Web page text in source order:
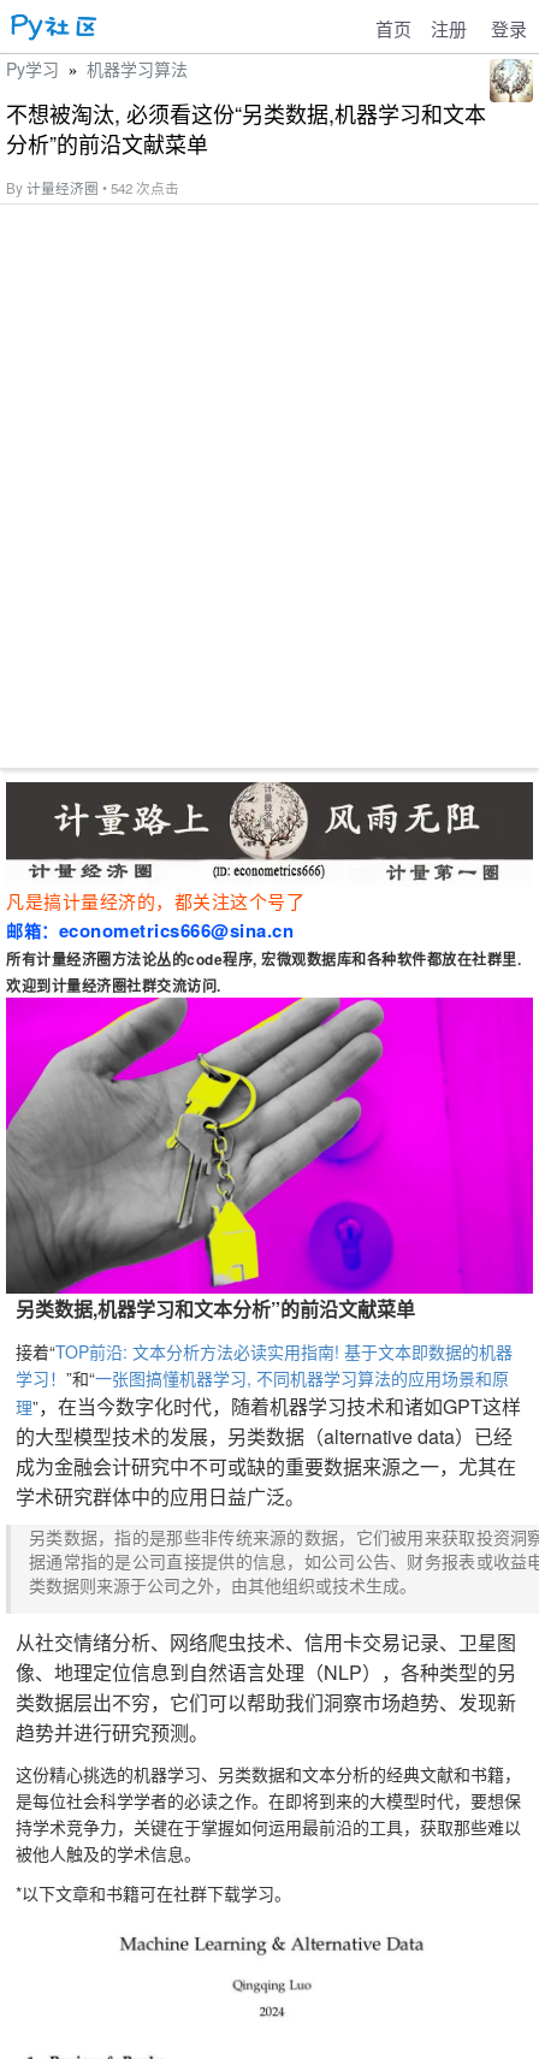
首页 注册 登录
Py学习 » 机器学习算法
不想被淘汰, 必须看这份“另类数据,机器学习和文本
分析”的前沿文献菜单
By计量经济圈 • 542 次点击
凡是搞计量经济的，都关注这个号了
邮箱： econometrics666@sina.cn
所有计量经济圈方法论丛的code程序, 宏微观数据库和各种软件都放在社群里.
欢迎到计量经济圈社群交流访问.
另类数据,机器学习和文本分析”的前沿文献菜单
接着“TOP前沿: 文本分析方法必读实用指南! 基于文本即数据的机器
学习！ ”和“一张图搞懂机器学习, 不同机器学习算法的应用场景和原
理”，在当今数字化时代，随着机器学习技术和诸如GPT这样
的大型模型技术的发展，另类数据（alternative data）已经
成为金融会计研究中不可或缺的重要数据来源之一，尤其在
学术研究群体中的应用日益广泛。
另类数据，指的是那些非传统来源的数据，它们被用来获取投资洞
据通常指的是公司直接提供的信息，如公司公告、财务报表或收益
类数据则来源于公司之外，由其他组织或技术生成。
从社交情绪分析、网络爬虫技术、信用卡交易记录、卫星图
像、地理定位信息到自然语言处理（NLP），各种类型的另
类数据层出不穷，它们可以帮助我们洞察市场趋势、发现新
趋势并进行研究预测。
这份精心挑选的机器学习、另类数据和文本分析的经典文献和书籍，
是每位社会科学学者的必读之作。在即将到来的大模型时代，要想保
持学术竞争力，关键在于掌握如何运用最前沿的工具，获取那些难以
被他人触及的学术信息。
*以下文章和书籍可在社群下载学习。